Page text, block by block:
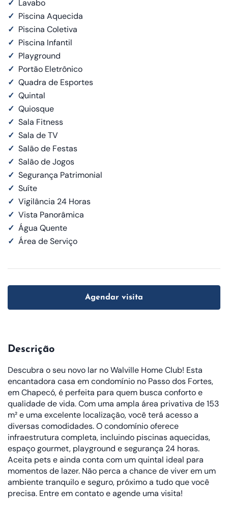
✓ Lavabo
✓ Piscina Aquecida
✓ Piscina Coletiva
✓ Piscina Infantil
✓ Playground
✓ Portão Eletrônico
✓ Quadra de Esportes
✓ Quintal
✓ Quiosque
✓ Sala Fitness
✓ Sala de TV
✓ Salão de Festas
✓ Salão de Jogos
✓ Segurança Patrimonial
✓ Suíte
✓ Vigilância 24 Horas
✓ Vista Panorâmica
✓ Água Quente
✓ Área de Serviço
Agendar visita
Descrição
Descubra o seu novo lar no Walville Home Club! Esta
encantadora casa em condomínio no Passo dos Fortes,
em Chapecó, é perfeita para quem busca conforto e
qualidade de vida. Com uma ampla área privativa de 153
m² e uma excelente localização, você terá acesso a
diversas comodidades. O condomínio oferece
infraestrutura completa, incluindo piscinas aquecidas,
espaço gourmet, playground e segurança 24 horas.
Aceita pets e ainda conta com um quintal ideal para
momentos de lazer. Não perca a chance de viver em um
ambiente tranquilo e seguro, próximo a tudo que você
precisa. Entre em contato e agende uma visita!